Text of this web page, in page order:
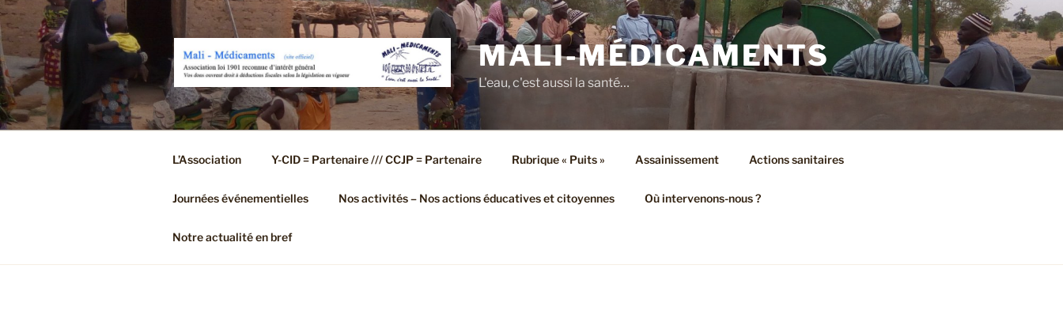
Aller
au
contenu
principal
MALI-MÉDICAMENTS
L'eau, c'est aussi la santé…
L’Association Y-CID = Partenaire /// CCJP = Partenaire Rubrique « Puits » Assainissement Actions sanitaires
Journées événementielles Nos activités – Nos actions éducatives et citoyennes Où intervenons-nous ?
Notre actualité en bref